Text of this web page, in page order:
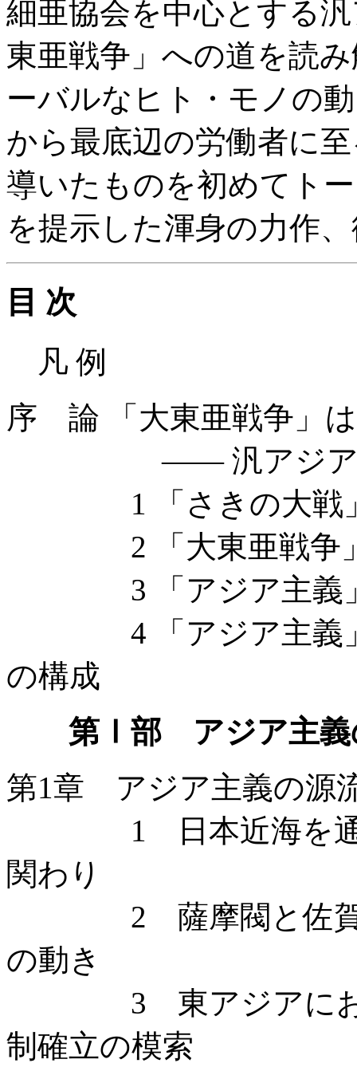
細亜協会を中心とする
東亜戦争」への道を読
ーバルなヒト・モノの
から最底辺の労働者に
導いたものを初めてト
を提示した渾身の力作
目 次
凡 例
序 論 「大東亜戦争」
—— 汎アジア主
1 「さきの大戦」
2 「大東亜戦争」
3 「アジア主義」
4 「アジア主義」
の構成
第Ⅰ部 アジア主義
第1章 アジア主義の源
1 日本近海を通じ
関わり
2 薩摩閥と佐賀閥
の動き
3 東アジアにおけ
制確立の模索